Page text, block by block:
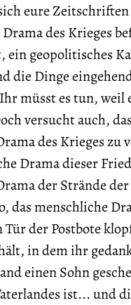
eure
des Krieges
ein geopolitisches
die Dinge
müsst es tun, weil
versucht auch,
des Krieges zu
Drama dieser
der Strände
das menschliche
Tür der Postbote
in dem ihr
einen Sohn
ist... und